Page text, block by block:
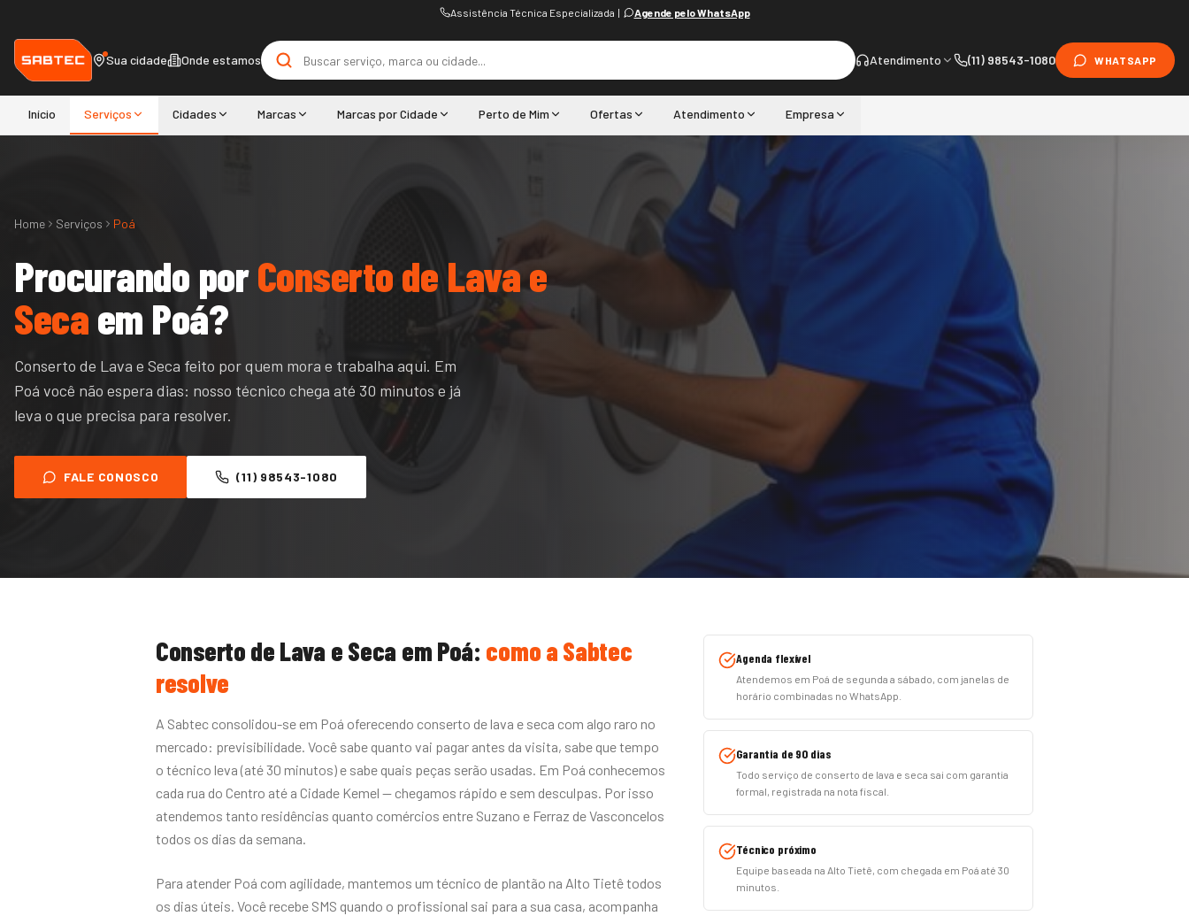
Assistência Técnica Especializada | Agende pelo WhatsApp
Sua cidade Onde estamos Atendimento (11) 98543-1080 WHATSAPP
Início Serviços Cidades Marcas Marcas por Cidade Perto de Mim Ofertas Atendimento Empresa
Home Serviços Poá
Procurando porConserto de Lava e
Secaem Poá?
Conserto de Lava e Seca feito por quem mora e trabalha aqui. Em
Poá você não espera dias: nosso técnico chega até 30 minutos e já
leva o que precisa para resolver.
FALE CONOSCO (11) 98543-1080
Conserto de Lava e Seca emPoá: como a Sabtec
resolve
A Sabtec consolidou-se em Poá oferecendo conserto de lava e seca com algo raro no
mercado: previsibilidade. Você sabe quanto vai pagar antes da visita, sabe que tempo
o técnico leva (até 30 minutos) e sabe quais peças serão usadas. Em Poá conhecemos
cada rua do Centro até a Cidade Kemel — chegamos rápido e sem desculpas. Por isso
atendemos tanto residências quanto comércios entre Suzano e Ferraz de Vasconcelos
todos os dias da semana.
Para atender Poá com agilidade, mantemos um técnico de plantão na Alto Tietê todos
os dias úteis. Você recebe SMS quando o profissional sai para a sua casa, acompanha
Agenda flexível
Atendemos em Poá de segunda a sábado, com janelas de
horário combinadas no WhatsApp.
Garantia de 90 dias
Todo serviço de conserto de lava e seca sai com garantia
formal, registrada na nota fiscal.
Técnico próximo
Equipe baseada na Alto Tietê, com chegada em Poá até 30
minutos.